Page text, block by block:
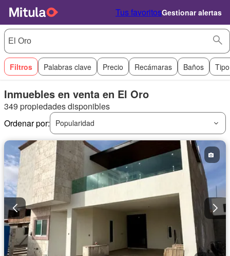
Tus favoritosGestionar alertas
Filtros Palabras clave Precio Recámaras Baños
Inmuebles en venta en El Oro
349 propiedades disponibles
Ordenar por:
Popularidad